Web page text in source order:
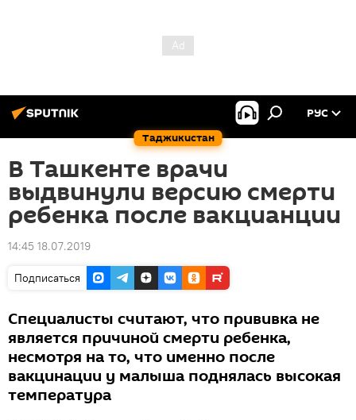
Таджикистан
РУС
В Ташкенте врачи
выдвинули версию смерти
ребенка после вакцианции
14:45 18.07.2019
Подписаться
Специалисты считают, что прививка не
является причиной смерти ребенка,
несмотря на то, что именно после
вакцинации у малыша поднялась высокая
температура